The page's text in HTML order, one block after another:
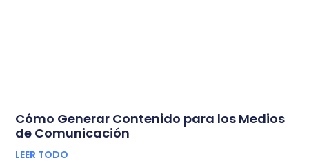
Cómo Generar Contenido para los Medios
de Comunicación
LEER TODO